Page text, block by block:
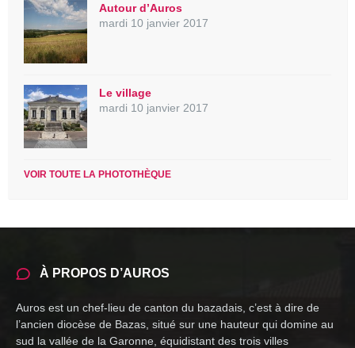
Autour d’Auros
mardi 10 janvier 2017
Le village
mardi 10 janvier 2017
VOIR TOUTE LA PHOTOTHÈQUE
À PROPOS D’AUROS
Auros est un chef-lieu de canton du bazadais, c’est à dire de
l’ancien diocèse de Bazas, situé sur une hauteur qui domine au
sud la vallée de la Garonne, équidistant des trois villes